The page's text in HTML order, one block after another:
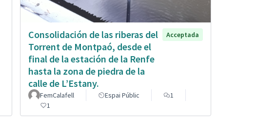
Consolidación de las riberas del
Torrent de Montpaó, desde el
final de la estación de la Renfe
hasta la zona de piedra de la
calle de L’Estany.
Acceptada
FemCalafell Espai Públic
1
1